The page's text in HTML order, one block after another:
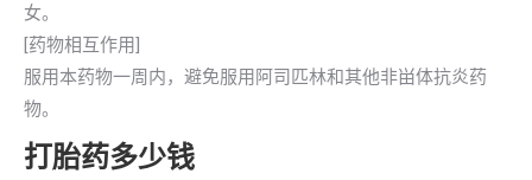
女。
[药物相互作用]
服用本药物一周内，避免服用阿司匹林和其他非畄体抗炎药
物。
打胎药多少钱